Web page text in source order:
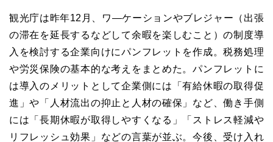
観光庁は昨年12月、ワ―ケーションやブレジャー（出張
の滞在を延長するなどして余暇を楽しむこと）の制度導
入を検討する企業向けにパンフレットを作成。税務処理
や労災保険の基本的な考えをまとめた。パンフレットに
は導入のメリットとして企業側には「有給休暇の取得促
進」や「人材流出の抑止と人材の確保」など、働き手側
には「長期休暇が取得しやすくなる」「ストレス軽減や
リフレッシュ効果」などの言葉が並ぶ。今後、受け入れ